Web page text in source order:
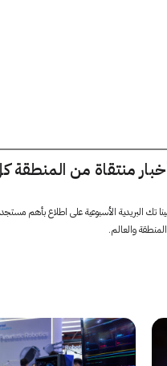
منتقاة من المنطقة
تك البريدية الأسبوعية على اطلاع بأهم
والعالم.